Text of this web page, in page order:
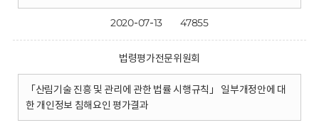
2020-07-13 47855
법령평가전문위원회
「산림기술 진흥 및 관리에 관한 법률 시행규칙」 일부개정안에 대
한 개인정보 침해요인 평가결과